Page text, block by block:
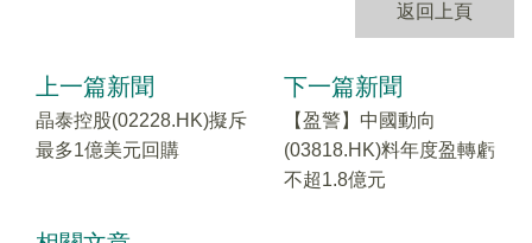
返回上頁
上一篇新聞
晶泰控股(02228.HK)擬斥
最多1億美元回購
下一篇新聞
【盈警】中國動向
(03818.HK)料年度盈轉虧
不超1.8億元